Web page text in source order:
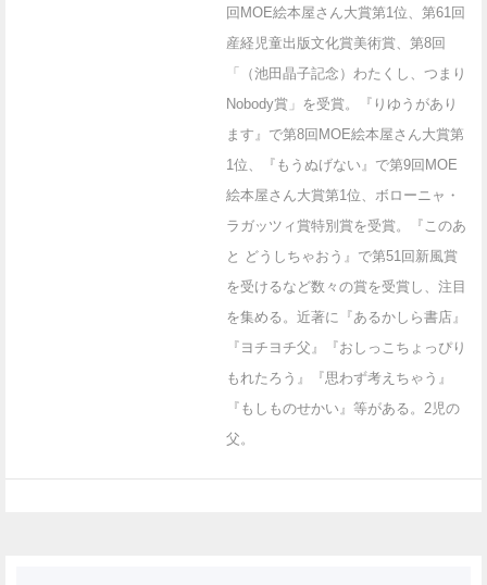
回MOE絵本屋さん大賞第1位、第61回
産経児童出版文化賞美術賞、第8回
「（池田晶子記念）わたくし、つまり
Nobody賞」を受賞。『りゆうがあり
ます』で第8回MOE絵本屋さん大賞第
1位、『もうぬげない』で第9回MOE
絵本屋さん大賞第1位、ボローニャ・
ラガッツィ賞特別賞を受賞。『このあ
と どうしちゃおう』で第51回新風賞
を受けるなど数々の賞を受賞し、注目
を集める。近著に『あるかしら書店』
『ヨチヨチ父』『おしっこちょっぴり
もれたろう』『思わず考えちゃう』
『もしものせかい』等がある。2児の
父。